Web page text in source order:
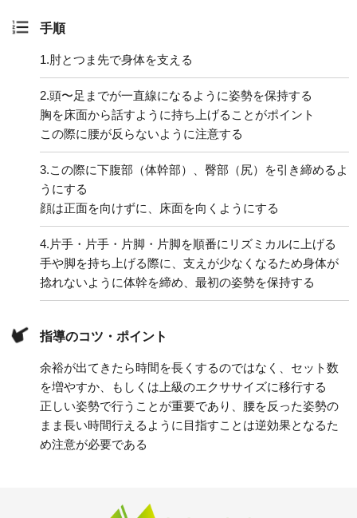
手順
1.肘とつま先で身体を支える
2.頭〜足までが一直線になるように姿勢を保持する
胸を床面から話すように持ち上げることがポイント
この際に腰が反らないように注意する
3.この際に下腹部（体幹部）、臀部（尻）を引き締めるよ
うにする
顔は正面を向けずに、床面を向くようにする
4. 片手・片手・片脚・片脚を順番にリズミカルに上げる
手や脚を持ち上げる際に、支えが少なくなるため身体が
捻れないように体幹を締め、最初の姿勢を保持する
指導のコツ・ポイント
余裕が出てきたら時間を長くするのではなく、セット数
を増やすか、もしくは上級のエクササイズに移行する
正しい姿勢で行うことが重要であり、腰を反った姿勢の
まま長い時間行えるように目指すことは逆効果となるた
め注意が必要である